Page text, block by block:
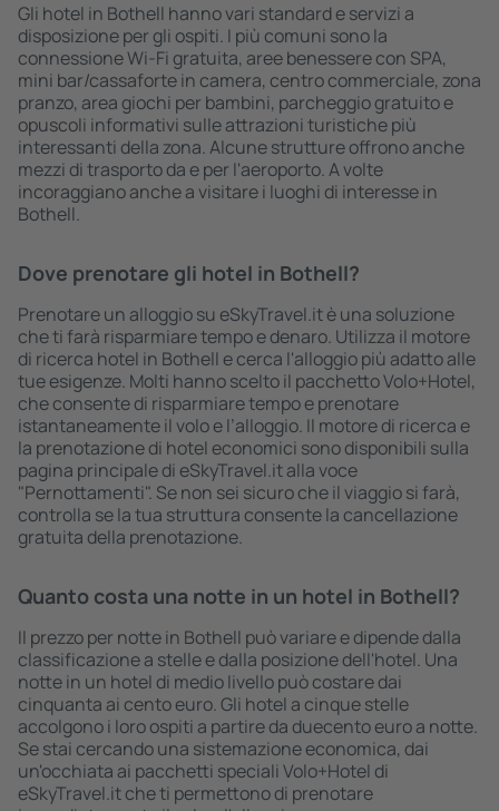
Gli hotel in Bothell hanno vari standard e servizi a
disposizione per gli ospiti. I più comuni sono la
connessione Wi-Fi gratuita, aree benessere con SPA,
mini bar/cassaforte in camera, centro commerciale, zona
pranzo, area giochi per bambini, parcheggio gratuito e
opuscoli informativi sulle attrazioni turistiche più
interessanti della zona. Alcune strutture offrono anche
mezzi di trasporto da e per l'aeroporto. A volte
incoraggiano anche a visitare i luoghi di interesse in
Bothell.
Dove prenotare gli hotel in Bothell?
Prenotare un alloggio su eSkyTravel.it è una soluzione
che ti farà risparmiare tempo e denaro. Utilizza il motore
di ricerca hotel in Bothell e cerca l'alloggio più adatto alle
tue esigenze. Molti hanno scelto il pacchetto Volo+Hotel,
che consente di risparmiare tempo e prenotare
istantaneamente il volo e l’alloggio. Il motore di ricerca e
la prenotazione di hotel economici sono disponibili sulla
pagina principale di eSkyTravel.it alla voce
"Pernottamenti". Se non sei sicuro che il viaggio si farà,
controlla se la tua struttura consente la cancellazione
gratuita della prenotazione.
Quanto costa una notte in un hotel in Bothell?
Il prezzo per notte in Bothell può variare e dipende dalla
classificazione a stelle e dalla posizione dell'hotel. Una
notte in un hotel di medio livello può costare dai
cinquanta ai cento euro. Gli hotel a cinque stelle
accolgono i loro ospiti a partire da duecento euro a notte.
Se stai cercando una sistemazione economica, dai
un'occhiata ai pacchetti speciali Volo+Hotel di
eSkyTravel.it che ti permettono di prenotare